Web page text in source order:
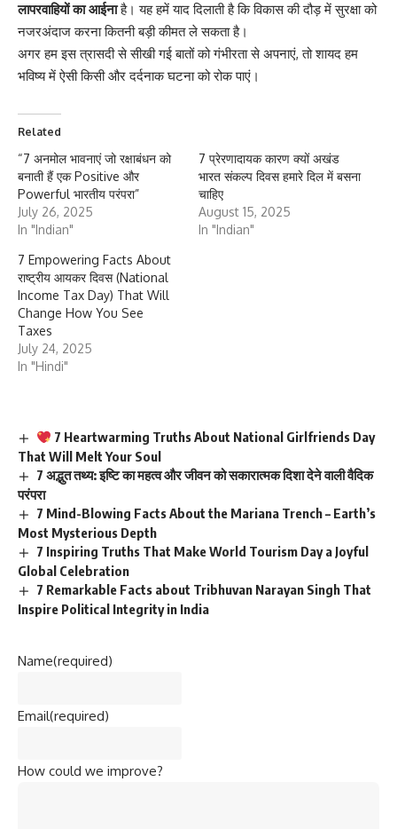
लापरवाहियों का आईनाहै। यह हमें याद दिलाती है कि विकास की दौड़ में सुरक्षा को
नजरअंदाज करना कितनी बड़ी कीमत ले सकता है।
अगर हम इस त्रासदी से सीखी गई बातों को गंभीरता से अपनाएं, तो शायद हम
भविष्य में ऐसी किसी और दर्दनाक घटना को रोक पाएं।
Related
“7 अनमोल भावनाएं जो रक्षाबंधन को
बनाती हैं एक Positive और
Powerful भारतीय परंपरा”
July 26, 2025
In "Indian"
7 प्रेरणादायक कारण क्यों अखंड
भारत संकल्प दिवस हमारे दिल में बसना
चाहिए
August 15, 2025
In "Indian"
7 Empowering Facts About
राष्ट्रीय आयकर दिवस (National
Income Tax Day) That Will
Change How You See
Taxes
July 24, 2025
In "Hindi"
7 Heartwarming Truths About National Girlfriends Day
That Will Melt Your Soul
7 अद्भुत तथ्य: इष्टि का महत्व और जीवन को सकारात्मक दिशा देने वाली वैदिक
परंपरा
7 Mind-Blowing Facts About the Mariana Trench – Earth’s
Most Mysterious Depth
7 Inspiring Truths That Make World Tourism Day a Joyful
Global Celebration
7 Remarkable Facts about Tribhuvan Narayan Singh That
Inspire Political Integrity in India
Name(required)
Email(required)
How could we improve?